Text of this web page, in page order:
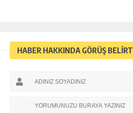
HABER HAKKINDA GÖRÜŞ BELİRT